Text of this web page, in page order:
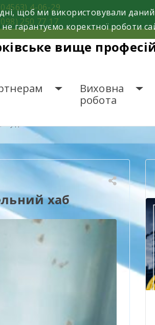
4-06-29
250 77 17
вище
Виховна
робота
хаб
щоб ми використовували
гарантуємо коректної роботи